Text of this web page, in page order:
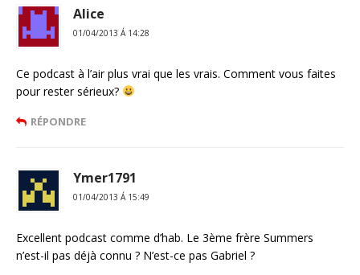
Alice
01/04/2013 Á 14:28
Ce podcast à l’air plus vrai que les vrais. Comment vous faites
pour rester sérieux?
RÉPONDRE
Ymer1791
01/04/2013 Á 15:49
Excellent podcast comme d’hab. Le 3ème frère Summers
n’est-il pas déjà connu ? N’est-ce pas Gabriel ?